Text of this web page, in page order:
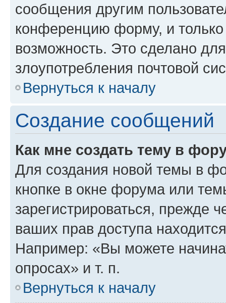
сообщения другим
конференцию форму, и
возможность. Это сделано
злоупотребления почтовой
Вернуться к началу
Создание сообщений
Как мне создать тему в
Для создания новой темы в
кнопке в окне форума или
зарегистрироваться, прежде
ваших прав доступа
Например: «Вы можете
опросах» и т. п.
Вернуться к началу